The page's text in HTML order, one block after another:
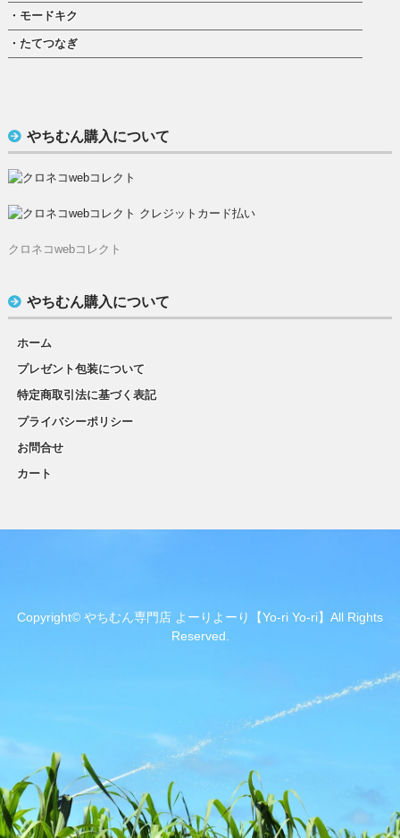
・モードキク
・たてつなぎ
やちむん購入について
クロネコwebコレクト
やちむん購入について
ホーム
プレゼント包装について
特定商取引法に基づく表記
プライバシーポリシー
お問合せ
カート
Copyright© やちむん専門店 よーりよーり【Yo-ri Yo-ri】All Rights
Reserved.